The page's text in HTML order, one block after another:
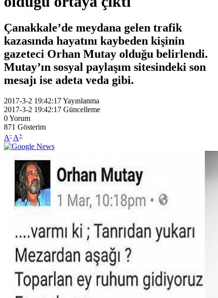
Çanakkale’de meydana gelen trafik
kazasında hayatını kaybeden kişinin
gazeteci Orhan Mutay olduğu belirlendi.
Mutay’ın sosyal paylaşım sitesindeki son
mesajı ise adeta veda gibi.
2017-3-2 19:42:17Yayınlanma
2017-3-2 19:42:17 Güncelleme
0Yorum
871 Gösterim
A- A+